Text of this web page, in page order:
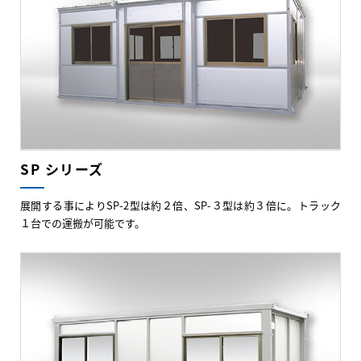
SP シリーズ
展開する事によりSP-2型は約２倍、SP-３型は約３倍に。トラック
１台での運搬が可能です。